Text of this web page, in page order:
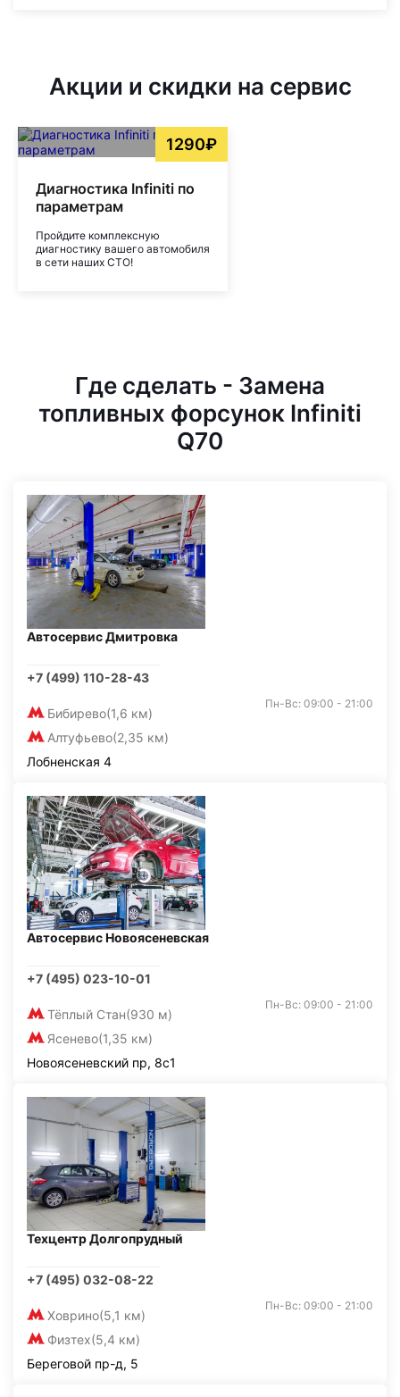
Акции и скидки на сервис
1290₽
Диагностика Infiniti по
параметрам
Пройдите комплексную
диагностику вашего автомобиля
в сети наших СТО!
Где сделать - Замена
топливных форсунок Infiniti
Q70
Автосервис Дмитровка
+7 (499) 110-28-43
Бибирево(1,6 км)
Алтуфьево(2,35 км)
Пн-Вс: 09:00 - 21:00
Лобненская 4
Автосервис Новоясеневская
+7 (495) 023-10-01
Тёплый Стан(930 м)
Ясенево(1,35 км)
Пн-Вс: 09:00 - 21:00
Новоясеневский пр, 8с1
Техцентр Долгопрудный
+7 (495) 032-08-22
Ховрино(5,1 км)
Физтех(5,4 км)
Пн-Вс: 09:00 - 21:00
Береговой пр-д, 5